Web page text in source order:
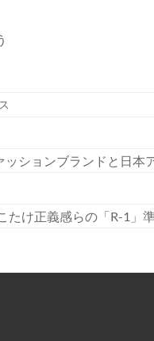
ッションブランドと日本
け正義感らの「R-1」